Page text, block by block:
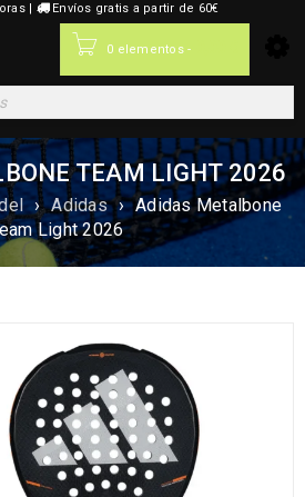
| Envíos gratis a partir de 60€
0 elementos -
TEAM LIGHT 2026
› Adidas › Adidas Metalbone
Light 2026